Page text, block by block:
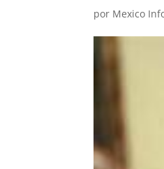
por Mexico